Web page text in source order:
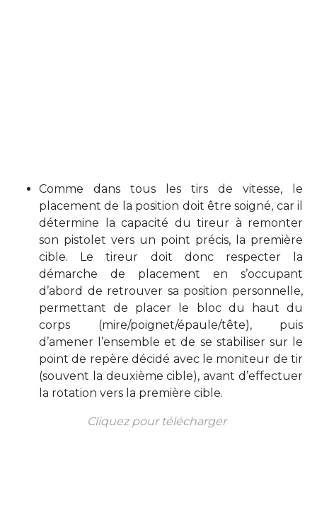
Comme dans tous les tirs de vitesse, le
placement de la position doit être soigné, car il
détermine la capacité du tireur à remonter
son pistolet vers un point précis, la première
cible. Le tireur doit donc respecter la
démarche de placement en s’occupant
d’abord de retrouver sa position personnelle,
permettant de placer le bloc du haut du
corps (mire/poignet/épaule/tête), puis
d’amener l’ensemble et de se stabiliser sur le
point de repère décidé avec le moniteur de tir
(souvent la deuxième cible), avant d’effectuer
la rotation vers la première cible.
Cliquez pour télécharger